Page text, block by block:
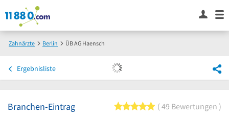
Zahnärzte Berlin ÜB AG Haensch
Ergebnisliste
Branchen-Eintrag 5 von 5 Sternen
49 Bewertungen